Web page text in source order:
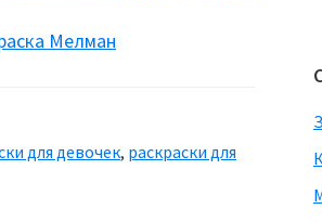
Мелман
для девочек, раскраски для